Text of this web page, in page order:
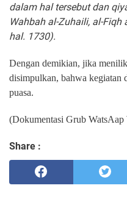
dalam hal tersebut dan
Wahbah al-Zuhaili, al-
hal. 1730).
Dengan demikian, jika
disimpulkan, bahwa kegiatan
puasa.
(Dokumentasi Grub
Share :